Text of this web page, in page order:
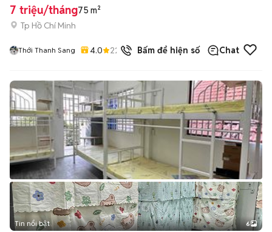
7 triệu/tháng75 m²
Tp Hồ Chí Minh
Thới Thanh Sang 4.0 22 đã bánBấm để hiện số Chat
Tin nổi bật 6